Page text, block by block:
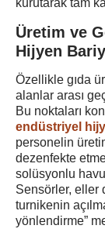
kurutarak tam
Üretim ve
Hijyen
Özellikle gıda
alanlar arası
Bu noktaları
endüstriyel
personelin
dezenfekte
solüsyonlu
Sensörler, eller
turnikenin
yönlendirme”